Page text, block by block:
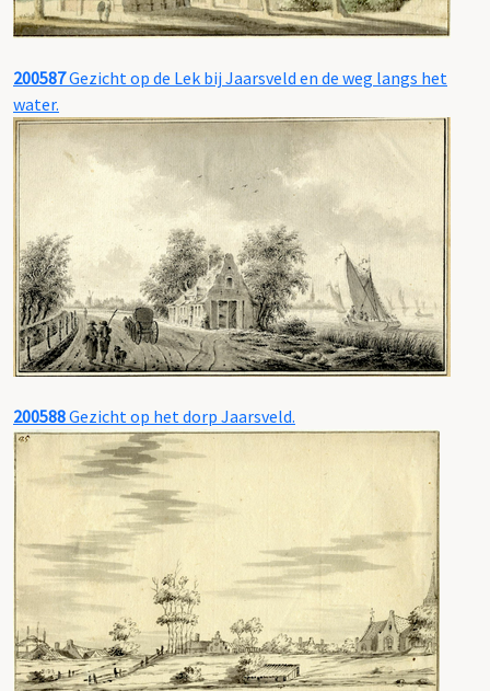
200587Gezicht op de Lek bij Jaarsveld en de weg langs het
water.
200588Gezicht op het dorp Jaarsveld.